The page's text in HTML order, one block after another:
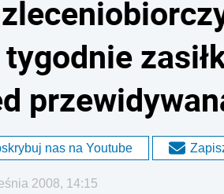
nas na Youtube
2008, 14:15